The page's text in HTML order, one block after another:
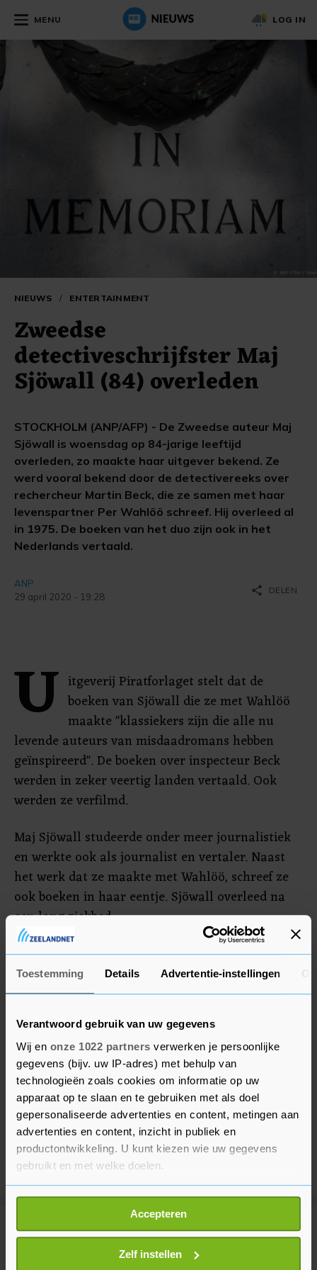
Toestemming Details Advertentie-instellingen
Verantwoord gebruik van uw gegevens
Wij en onze 1022 partners verwerken je persoonlijke
gegevens (bijv. uw IP-adres) met behulp van
technologieën zoals cookies om informatie op uw
apparaat op te slaan en te gebruiken met als doel
gepersonaliseerde advertenties en content, metingen aan
advertenties en content, inzicht in publiek en
productontwikkeling. U kunt kiezen wie uw gegevens
gebruikt en met welke doelen.
Als u het toestaat, willen we ook graag:
Informatie verzamelen over uw geografische
locatie, die tot een paar meter nauwkeurig kan zijn
Uw apparaat identificeren door het actief te
Accepteren
Zelf instellen
MENU LOG IN
NIEUWS / ENTERTAINMENT
Zweedse
detectiveschrijfster Maj
Sjöwall (84) overleden
STOCKHOLM (ANP/AFP) - De Zweedse auteur Maj
Sjöwall is woensdag op 84-jarige leeftijd
overleden, zo maakte haar uitgever bekend. Ze
werd vooral bekend door de detectivereeks over
rechercheur Martin Beck, die ze samen met haar
levenspartner Per Wahlöö schreef. Hij overleed al
in 1975. De boeken van het duo zijn ook in het
Nederlands vertaald.
ANP
29 april 2020 - 19:28
share DELEN
U itgeverij Piratforlaget stelt dat de
boeken van Sjöwall die ze met Wahlöö
maakte "klassiekers zijn die alle nu
levende auteurs van misdaadromans hebben
geïnspireerd". De boeken over inspecteur Beck
werden in zeker veertig landen vertaald. Ook
werden ze verfilmd.
Maj Sjöwall studeerde onder meer journalistiek
en werkte ook als journalist en vertaler. Naast
het werk dat ze maakte met Wahlöö, schreef ze
ook boeken in haar eentje. Sjöwall overleed na
een lang ziekbed.
Meer uit Entertainment